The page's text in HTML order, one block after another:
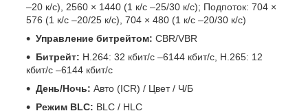
–20 к/с), 2560 × 1440 (1 к/с –25/30 к/с); Подпоток: 704 ×
576 (1 к/с –20/25 к/с), 704 × 480 (1 к/с –20/30 к/с)
Управление битрейтом: CBR/VBR
Битрейт: H.264: 32 кбит/с –6144 кбит/с, H.265: 12
кбит/с –6144 кбит/с
День/Ночь: Авто (ICR) / Цвет / Ч/Б
Режим BLC: BLC / HLC